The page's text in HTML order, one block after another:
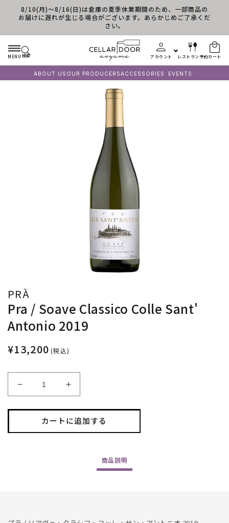
コンテンツに進む
8/10(月)～8/16(日)は倉庫の夏季休業期間のため、一部商品の
お届けに遅れが生じる場合がございます。あらかじめご了承くだ
さい。
MENU 検索 アカウント レストラン予約カート
ABOUT US OUR PRODUCERSACCESSORIES EVENTS
PRÀ
Pra / Soave Classico Colle Sant'
Antonio 2019
¥13,200 (税込)
/
Soave
Classico
Colle
Pra
/
Soave
Classico
Colle
カートに追加する
商品説明